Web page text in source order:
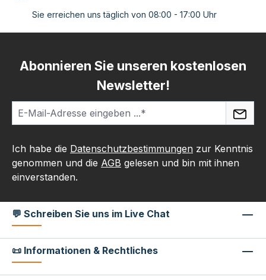
Sie erreichen uns täglich von 08:00 - 17:00 Uhr
Abonnieren Sie unseren kostenlosen
Newsletter!
Ich habe die Datenschutzbestimmungen zur Kenntnis
genommen und die AGB gelesen und bin mit ihnen
einverstanden.
💬 Schreiben Sie uns im Live Chat
📜 Informationen & Rechtliches